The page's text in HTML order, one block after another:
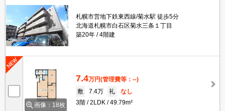
札幌市営地下鉄東西線/菊水駅 徒歩5分
北海道札幌市白石区菊水三条１丁目
築20年
4階建
画像：18枚
7.4万円(管理費等：--)
敷
7.4万 礼
なし
3階
2LDK 49.79m²